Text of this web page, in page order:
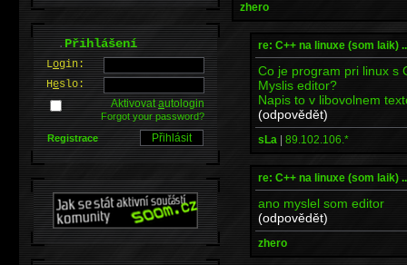
zhero
re: C++ na linuxe (som laik)
Co je program pri linux s
Myslis editor?
Napis to v libovolnem
(odpovědět)
sLa | 89.102.106.*
re: C++ na linuxe (som laik)
ano myslel som editor
(odpovědět)
zhero
.Přihlášení
Login:
Heslo:
Aktivovatautologin
Forgot your password?
Registrace